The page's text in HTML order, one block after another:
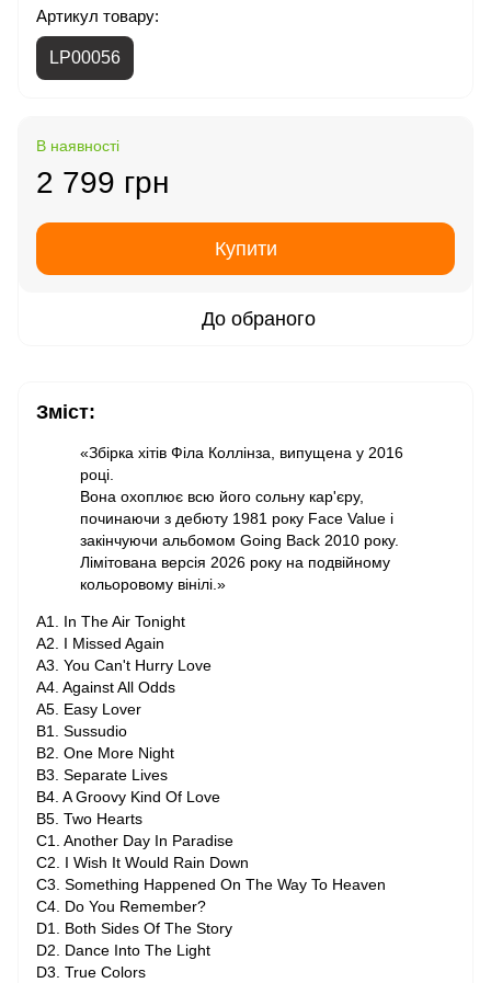
Артикул товару:
LP00056
В наявності
2 799 грн
Купити
До обраного
Зміст:
«Збірка хітів Філа Коллінза, випущена у 2016
році.
Вона охоплює всю його сольну кар'єру,
починаючи з дебюту 1981 року Face Value і
закінчуючи альбомом Going Back 2010 року.
Лімітована версія 2026 року на подвійному
кольоровому вінілі.»
A1. In The Air Tonight
A2. I Missed Again
A3. You Can't Hurry Love
A4. Against All Odds
A5. Easy Lover
B1. Sussudio
B2. One More Night
B3. Separate Lives
B4. A Groovy Kind Of Love
B5. Two Hearts
C1. Another Day In Paradise
C2. I Wish It Would Rain Down
C3. Something Happened On The Way To Heaven
C4. Do You Remember?
D1. Both Sides Of The Story
D2. Dance Into The Light
D3. True Colors